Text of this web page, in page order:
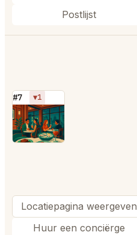
Postlijst
#7 ▼1
⭐
Locatiepagina weergeven
Huur een conciërge